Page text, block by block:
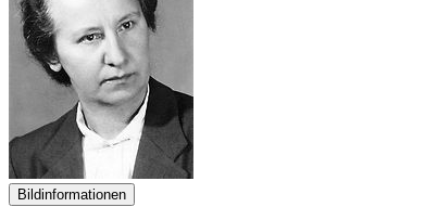
Bildinformationen